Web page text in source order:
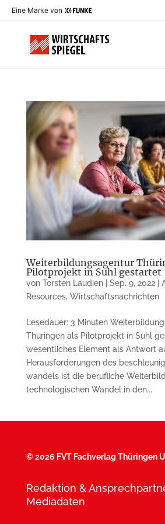
Eine Marke von
Weiterbildungsagentur
Pilotprojekt in Suhl gestartet
von Torsten Laudien| Sep. 9, 2022|
Resources, Wirtschaftsnachrichten
Lesedauer: 3 Minuten
Thüringen als Pilotprojekt in Suhl
wesentliches Element als Antwort
Herausforderungen des
wandels ist die berufliche
technologischen Wandel in den...
©2026 FVT Fachverlag Thüringen
Redaktion &
Mediadaten